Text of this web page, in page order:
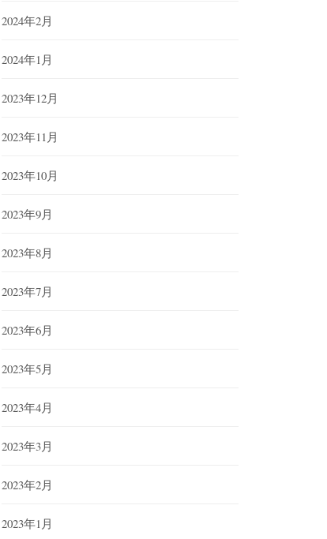
2024年2月
2024年1月
2023年12月
2023年11月
2023年10月
2023年9月
2023年8月
2023年7月
2023年6月
2023年5月
2023年4月
2023年3月
2023年2月
2023年1月